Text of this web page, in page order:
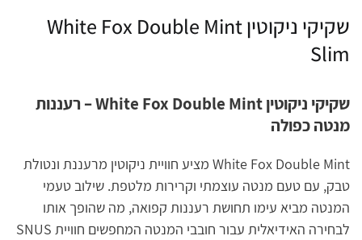
שקיקי ניקוטין White Fox Double Mint
Slim
שקיקי ניקוטין White Fox Double Mint – רעננות
מנטה כפולה
White Fox Double Mint מציע חוויית ניקוטין מרעננת ונטולת
טבק, עם טעם מנטה עוצמתי וקרירות מלטפת. שילוב טעמי
המנטה מביא עימו תחושת רעננות קפואה, מה שהופך אותו
לבחירה האידיאלית עבור חובבי המנטה המחפשים חוויית SNUS